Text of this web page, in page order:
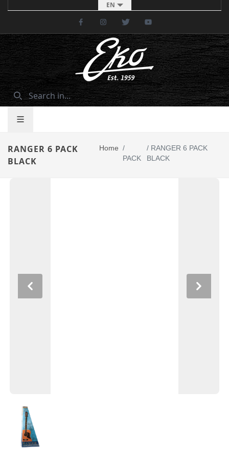
EN
FacebookInstagramTwitter
RANGER 6 PACK
BLACK
Home /
PACK
/RANGER 6 PACK
BLACK
Previous Next